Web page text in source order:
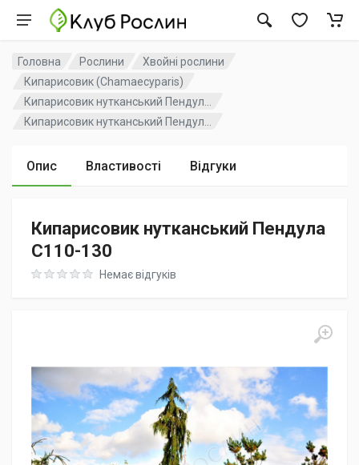
Головна Рослини
Хвойні рослини
Кипарисовик (Chamaecyparis)
Кипарисовик нутканський Пендул...
Кипарисовик нутканський Пендул...
Опис Властивості Відгуки
Кипарисовик нутканський Пендула
C110-130
Rating: 0 out of 5Немає відгуків